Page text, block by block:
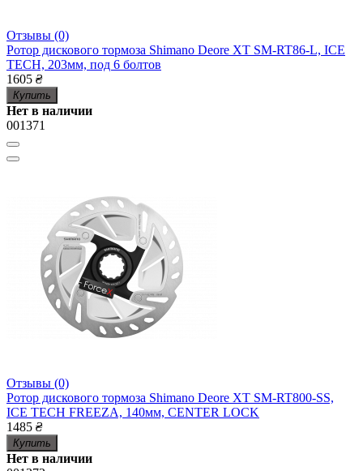
Отзывы (0)
Ротор дискового тормоза Shimano Deore XT SM-RT86-L, ICE
TECH, 203мм, под 6 болтов
1605 ₴
Купить
Нет в наличии
001371
Отзывы (0)
Ротор дискового тормоза Shimano Deore XT SM-RT800-SS,
ICE TECH FREEZA, 140мм, CENTER LOCK
1485 ₴
Купить
Нет в наличии